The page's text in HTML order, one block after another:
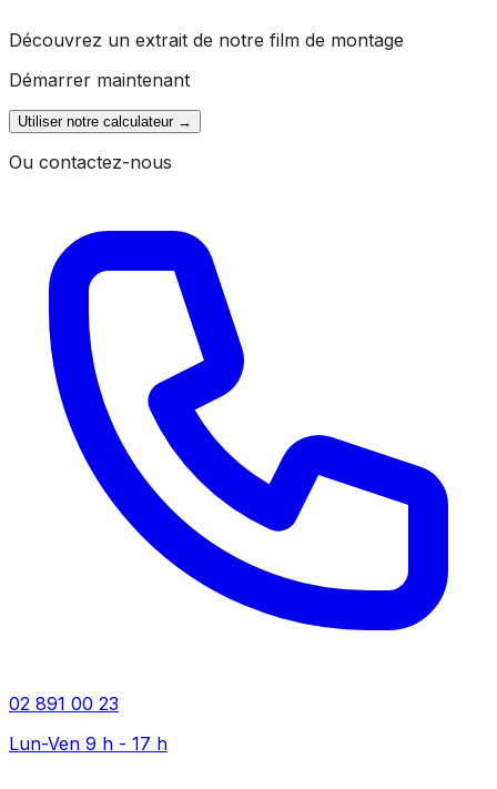
Découvrez un extrait de notre film de montage
Démarrer maintenant
Utiliser notre calculateur→
Ou contactez-nous
02 891 00 23
Lun-Ven 9 h - 17 h